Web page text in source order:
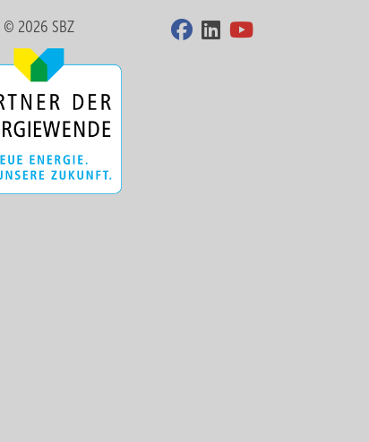
© 2026 SBZ